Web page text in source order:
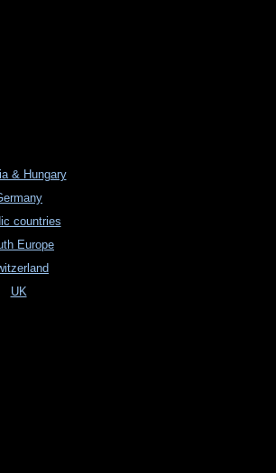
& Hungary
countries
Europe
UK